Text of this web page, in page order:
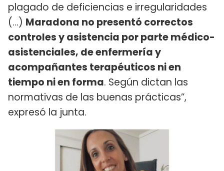
plagado de deficiencias e irregularidades
(…) Maradona no presentó correctos
controles y asistencia por parte médico-
asistenciales, de enfermería y
acompañantes terapéuticos ni en
tiempo ni en forma. Según dictan las
normativas de las buenas prácticas”,
expresó la junta.